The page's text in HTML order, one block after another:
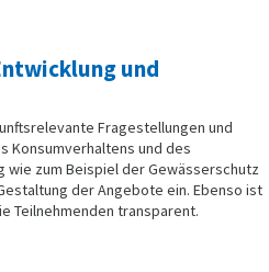
und
Fragestellungen und
Konsumverhaltens und des
wie zum Beispiel der Gewässerschutz
der Angebote ein. Ebenso ist
Teilnehmenden transparent.